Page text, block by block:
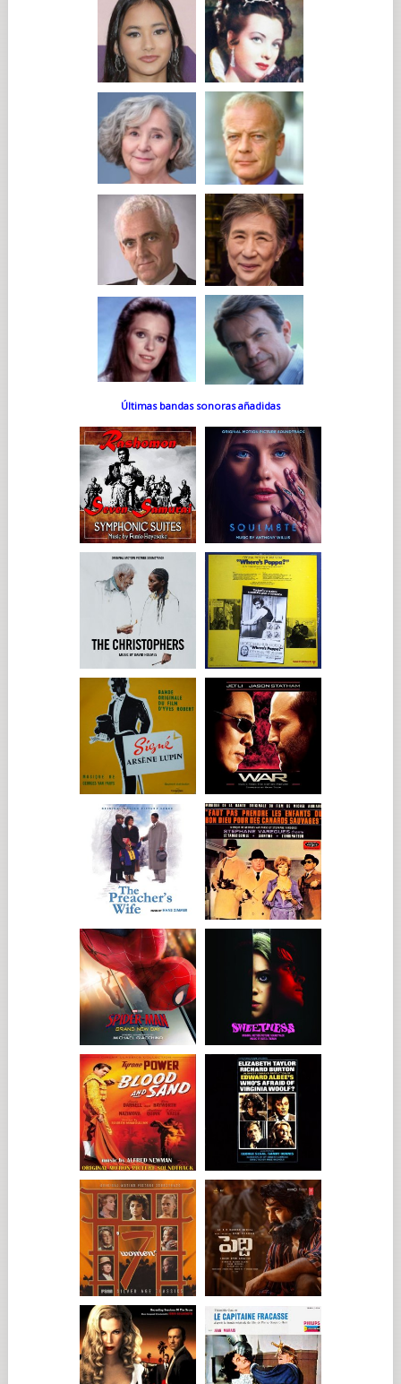
Últimas bandas sonoras añadidas